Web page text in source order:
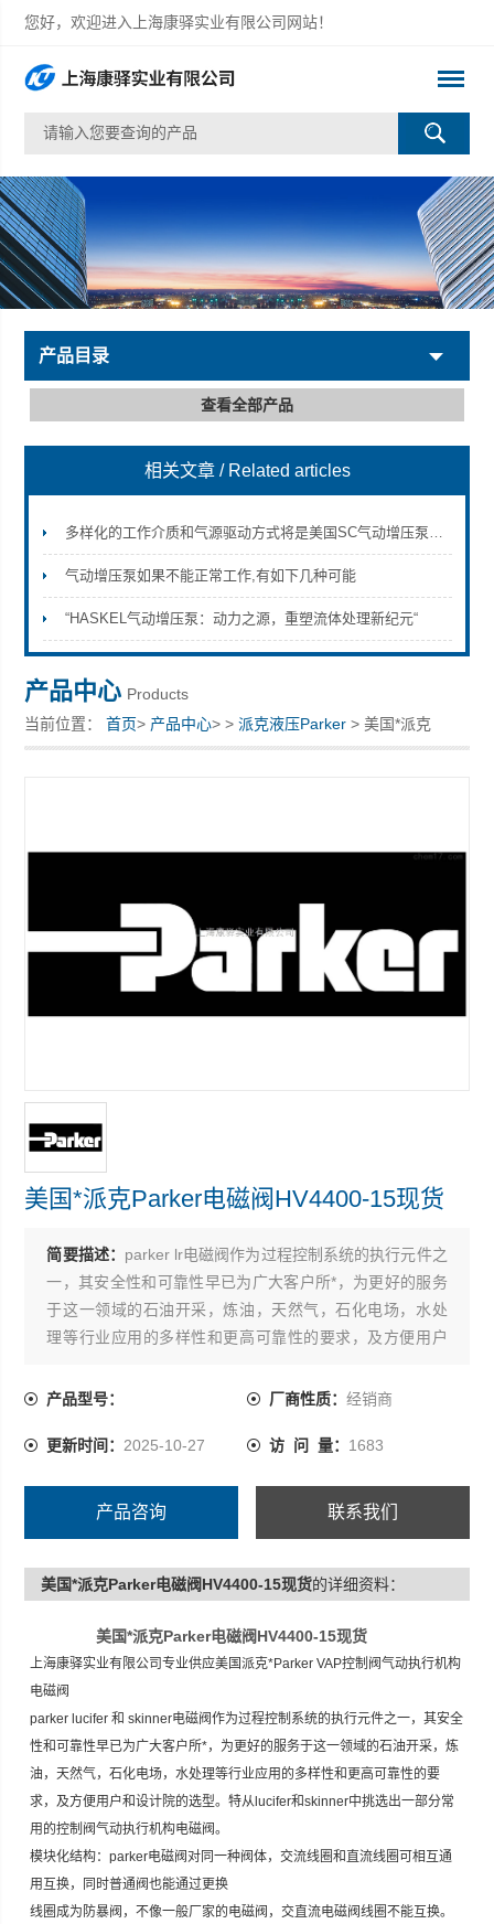
您好，欢迎进入上海康驿实业有限公司网站！
上海康驿实业有限公司
产品目录
查看全部产品
相关文章 / Related articles
多样化的工作介质和气源驱动方式将是美国SC气动增压泵的发展趋势
气动增压泵如果不能正常工作,有如下几种可能
“HASKEL气动增压泵：动力之源，重塑流体处理新纪元“
产品中心 Products
当前位置：首页> 产品中心> >派克液压Parker > 美国*派克
Parker电磁阀HV4400-15现货
美国*派克Parker电磁阀HV4400-15现货
简要描述： parker lr电磁阀作为过程控制系统的执行元件之
一，其安全性和可靠性早已为广大客户所*，为更好的服务
于这一领域的石油开采，炼油，天然气，石化电场，水处
理等行业应用的多样性和更高可靠性的要求，及方便用户
产品型号：
厂商性质： 经销商
更新时间： 2025-10-27 访 问 量： 1683
产品咨询 联系我们
美国*派克Parker电磁阀HV4400-15现货的详细资料：
美国*派克Parker电磁阀HV4400-15现货
上海康驿实业有限公司专业供应美国派克*Parker VAP控制阀气动执行机构
电磁阀
parker lucifer 和 skinner电磁阀作为过程控制系统的执行元件之一，其安全
性和可靠性早已为广大客户所*，为更好的服务于这一领域的石油开采，炼
油，天然气，石化电场，水处理等行业应用的多样性和更高可靠性的要
求，及方便用户和设计院的选型。特从lucifer和skinner中挑选出一部分常
用的控制阀气动执行机构电磁阀。
模块化结构：parker电磁阀对同一种阀体，交流线圈和直流线圈可相互通
用互换，同时普通阀也能通过更换
线圈成为防暴阀，不像一般厂家的电磁阀，交直流电磁阀线圈不能互换。